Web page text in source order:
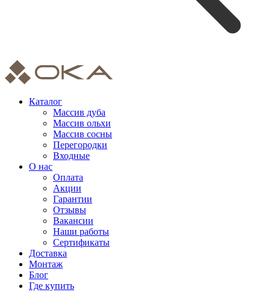
Каталог
Массив дуба
Массив ольхи
Массив сосны
Перегородки
Входные
О нас
Оплата
Акции
Гарантии
Отзывы
Вакансии
Наши работы
Сертификаты
Доставка
Монтаж
Блог
Где купить